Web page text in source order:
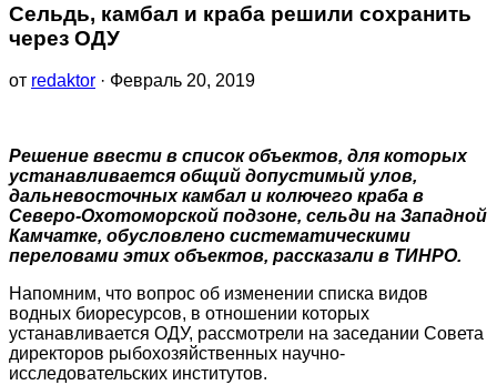
Сельдь, камбал и краба решили сохранить
через ОДУ
от redaktor · Февраль 20, 2019
Решение ввести в список объектов, для которых
устанавливается общий допустимый улов,
дальневосточных камбал и колючего краба в
Северо-Охотоморской подзоне, сельди на Западной
Камчатке, обусловлено систематическими
переловами этих объектов, рассказали в ТИНРО.
Напомним, что вопрос об изменении списка видов
водных биоресурсов, в отношении которых
устанавливается ОДУ, рассмотрели на заседании Совета
директоров рыбохозяйственных научно-
исследовательских институтов.